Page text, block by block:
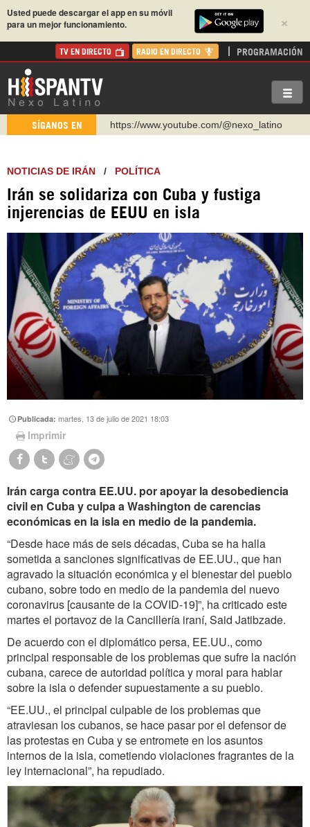
×
Usted puede descargar el app en su móvil
para un mejor funcionamiento.
TV EN DIRECTO RADIO EN DIRECTO PROGRAMACIÓN
SÍGANOS EN
https://www.youtube.com/@nexo_latino
https://t.me/hispantvcanal
https://urmedium.com/c/hispantv
WhatsApp y Viber: +98 921 79 29 404
https://www.facebook.com/Nexolatino.Canal
NOTICIAS DE IRÁN / POLÍTICA
Irán se solidariza con Cuba y fustiga
injerencias de EEUU en isla
Publicada:martes, 13 de julio de 2021 18:03
Imprimir
Irán carga contra EE.UU. por apoyar la desobediencia
civil en Cuba y culpa a Washington de carencias
económicas en la isla en medio de la pandemia.
“Desde hace más de seis décadas, Cuba se ha halla
sometida a sanciones significativas de EE.UU., que han
agravado la situación económica y el bienestar del pueblo
cubano, sobre todo en medio de la pandemia del nuevo
coronavirus [causante de la COVID-19]”, ha criticado este
martes el portavoz de la Cancillería iraní, Said Jatibzade.
De acuerdo con el diplomático persa, EE.UU., como
principal responsable de los problemas que sufre la nación
cubana, carece de autoridad política y moral para hablar
sobre la isla o defender supuestamente a su pueblo.
“EE.UU., el principal culpable de los problemas que
atraviesan los cubanos, se hace pasar por el defensor de
las protestas en Cuba y se entromete en los asuntos
internos de la isla, cometiendo violaciones fragrantes de la
ley internacional”, ha repudiado.